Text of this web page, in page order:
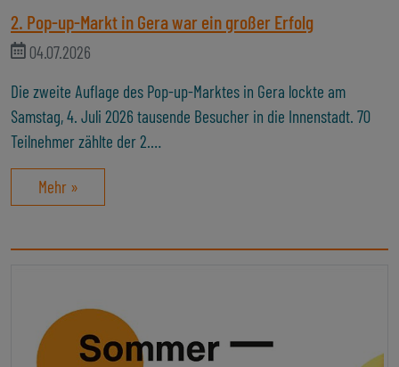
2. Pop-up-Markt in Gera war ein großer Erfolg
04.07.2026
Die zweite Auflage des Pop-up-Marktes in Gera lockte am
Samstag, 4. Juli 2026 tausende Besucher in die Innenstadt. 70
Teilnehmer zählte der 2.…
Mehr »